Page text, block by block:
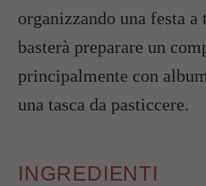
organizzando una festa a
basterà preparare un
principalmente con
una tasca da pasticcere.
INGREDIENTI